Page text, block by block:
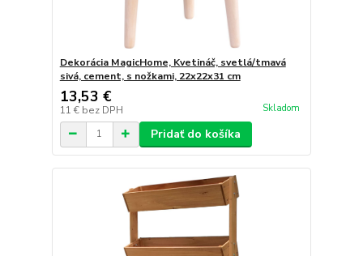
Dekorácia MagicHome, Kvetináč, svetlá/tmavá
sivá, cement, s nožkami, 22x22x31 cm
13,53 €
11 € bez DPH Skladom
Pridať do košíka